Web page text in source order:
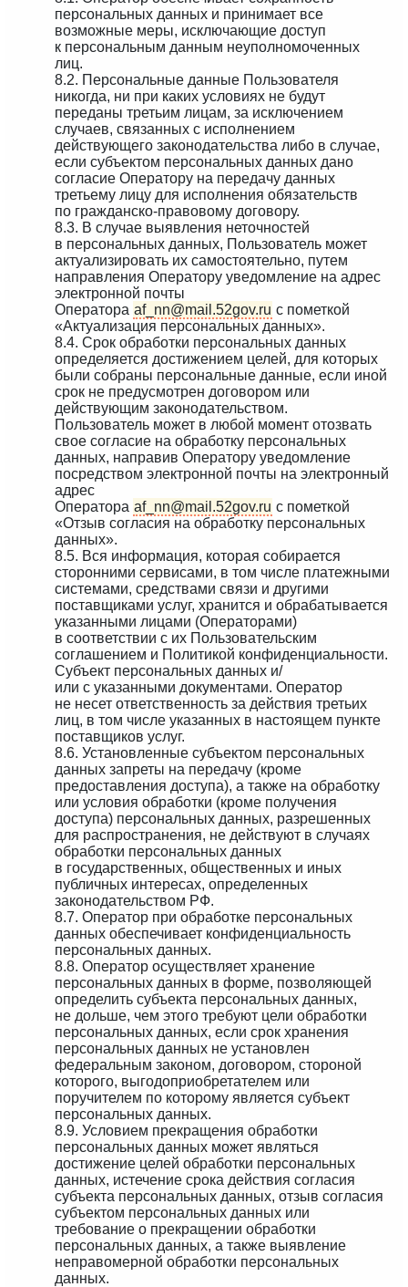
персональных данных и принимает все
возможные меры, исключающие доступ
к персональным данным неуполномоченных
лиц.
8.2. Персональные данные Пользователя
никогда, ни при каких условиях не будут
переданы третьим лицам, за исключением
случаев, связанных с исполнением
действующего законодательства либо в случае,
если субъектом персональных данных дано
согласие Оператору на передачу данных
третьему лицу для исполнения обязательств
по гражданско-правовому договору.
8.3. В случае выявления неточностей
в персональных данных, Пользователь может
актуализировать их самостоятельно, путем
направления Оператору уведомление на адрес
электронной почты
Оператора af_nn@mail.52gov.ru с пометкой
«Актуализация персональных данных».
8.4. Срок обработки персональных данных
определяется достижением целей, для которых
были собраны персональные данные, если иной
срок не предусмотрен договором или
действующим законодательством.
Пользователь может в любой момент отозвать
свое согласие на обработку персональных
данных, направив Оператору уведомление
посредством электронной почты на электронный
адрес
Оператора af_nn@mail.52gov.ru с пометкой
«Отзыв согласия на обработку персональных
данных».
8.5. Вся информация, которая собирается
сторонними сервисами, в том числе платежными
системами, средствами связи и другими
поставщиками услуг, хранится и обрабатывается
указанными лицами (Операторами)
в соответствии с их Пользовательским
соглашением и Политикой конфиденциальности.
Субъект персональных данных и/
или с указанными документами. Оператор
не несет ответственность за действия третьих
лиц, в том числе указанных в настоящем пункте
поставщиков услуг.
8.6. Установленные субъектом персональных
данных запреты на передачу (кроме
предоставления доступа), а также на обработку
или условия обработки (кроме получения
доступа) персональных данных, разрешенных
для распространения, не действуют в случаях
обработки персональных данных
в государственных, общественных и иных
публичных интересах, определенных
законодательством РФ.
8.7. Оператор при обработке персональных
данных обеспечивает конфиденциальность
персональных данных.
8.8. Оператор осуществляет хранение
персональных данных в форме, позволяющей
определить субъекта персональных данных,
не дольше, чем этого требуют цели обработки
персональных данных, если срок хранения
персональных данных не установлен
федеральным законом, договором, стороной
которого, выгодоприобретателем или
поручителем по которому является субъект
персональных данных.
8.9. Условием прекращения обработки
персональных данных может являться
достижение целей обработки персональных
данных, истечение срока действия согласия
субъекта персональных данных, отзыв согласия
субъектом персональных данных или
требование о прекращении обработки
персональных данных, а также выявление
неправомерной обработки персональных
данных.